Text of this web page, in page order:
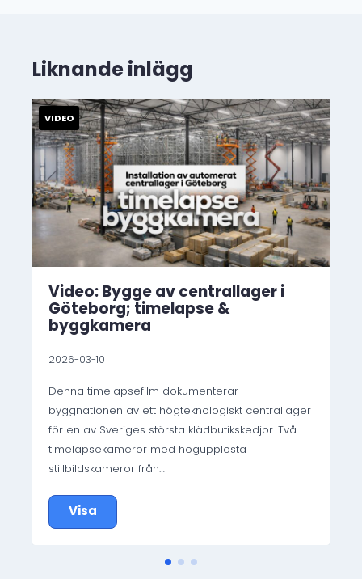
Liknande inlägg
Video: Bygge av centrallager i
Göteborg; timelapse &
byggkamera
2026-03-10
Denna timelapsefilm dokumenterar
byggnationen av ett högteknologiskt centrallager
för en av Sveriges största klädbutikskedjor. Två
timelapsekameror med högupplösta
stillbildskameror från…
Visa